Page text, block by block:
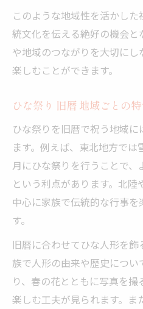
このような地域性を活かし
統文化を伝える絶好の機会
や地域のつながりを大切に
楽しむことができます。
ひな祭り 旧暦 地域ごとの
ひな祭りを旧暦で祝う地域
ます。例えば、東北地方で
月にひな祭りを行うことで
という利点があります。北
中心に家族で伝統的な行事
す。
旧暦に合わせてひな人形を
族で人形の由来や歴史につ
り、春の花とともに写真を
楽しむ工夫が見られます。